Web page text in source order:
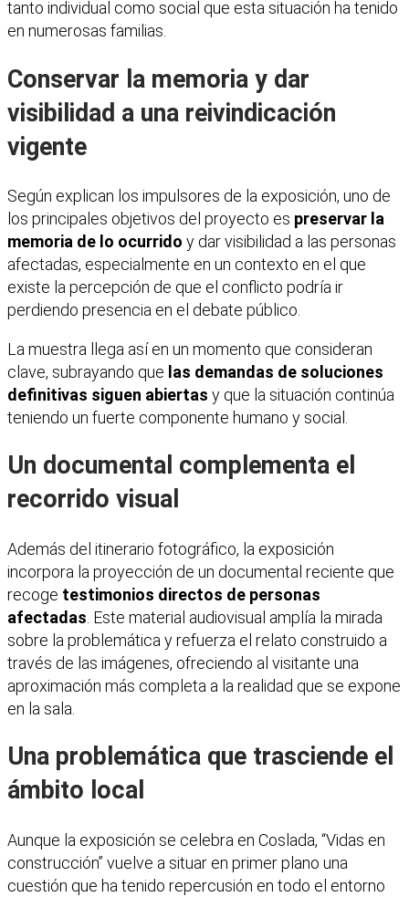
tanto individual como social que esta situación ha tenido
en numerosas familias.
Conservar la memoria y dar
visibilidad a una reivindicación
vigente
Según explican los impulsores de la exposición, uno de
los principales objetivos del proyecto es preservar la
memoria de lo ocurrido y dar visibilidad a las personas
afectadas, especialmente en un contexto en el que
existe la percepción de que el conflicto podría ir
perdiendo presencia en el debate público.
La muestra llega así en un momento que consideran
clave, subrayando que las demandas de soluciones
definitivas siguen abiertas y que la situación continúa
teniendo un fuerte componente humano y social.
Un documental complementa el
recorrido visual
Además del itinerario fotográfico, la exposición
incorpora la proyección de un documental reciente que
recoge testimonios directos de personas
afectadas . Este material audiovisual amplía la mirada
sobre la problemática y refuerza el relato construido a
través de las imágenes, ofreciendo al visitante una
aproximación más completa a la realidad que se expone
en la sala.
Una problemática que trasciende el
ámbito local
Aunque la exposición se celebra en Coslada, “Vidas en
construcción” vuelve a situar en primer plano una
cuestión que ha tenido repercusión en todo el entorno